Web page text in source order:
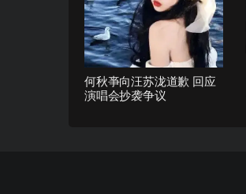
何秋亊向汪苏泷道歉 回应
演唱会抄袭争议